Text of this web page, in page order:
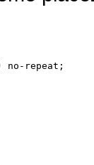
no-repeat;